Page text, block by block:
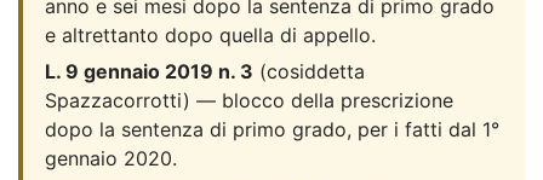
anno e sei mesi dopo la sentenza di primo grado
e altrettanto dopo quella di appello.
L. 9 gennaio 2019 n. 3 (cosiddetta
Spazzacorrotti) — blocco della prescrizione
dopo la sentenza di primo grado, per i fatti dal 1°
gennaio 2020.